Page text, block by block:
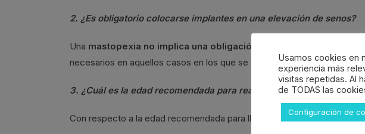
2. ¿Es obligatorio colocarse implantes en una elevación de senos?
Una mastopexia no implica una obligación de colocarse prótesis
necesarios en aquellos casos en los que se quiera retocar el tamaño
3. ¿Cuál es la edad recomendada para realizar un levantamiento de
Con respecto a la edad recomendada para llevar a cabo esta
Usamos cookies en
experiencia más
visitas repetidas. Al
de TODAS las
Configuración de